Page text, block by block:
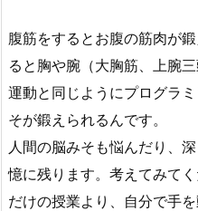
腹筋をするとお腹の筋肉が
ると胸や腕（大胸筋、上腕
運動と同じようにプログラ
そが鍛えられるんです。
人間の脳みそも悩んだり、
憶に残ります。考えてみて
だけの授業より、自分で手